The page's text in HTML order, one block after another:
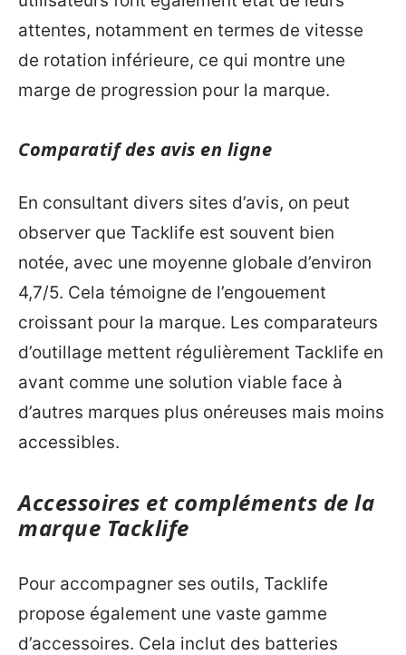
attentes, notamment en termes de vitesse
de rotation inférieure, ce qui montre une
marge de progression pour la marque.
Comparatif des avis en ligne
En consultant divers sites d’avis, on peut
observer que Tacklife est souvent bien
notée, avec une moyenne globale d’environ
4,7/5. Cela témoigne de l’engouement
croissant pour la marque. Les comparateurs
d’outillage mettent régulièrement Tacklife en
avant comme une solution viable face à
d’autres marques plus onéreuses mais moins
accessibles.
Accessoires et compléments de la
marque Tacklife
Pour accompagner ses outils, Tacklife
propose également une vaste gamme
d’accessoires. Cela inclut des batteries